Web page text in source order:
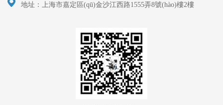
地址：上海市嘉定區(qū)金沙江西路1555弄8號(hào)樓2樓